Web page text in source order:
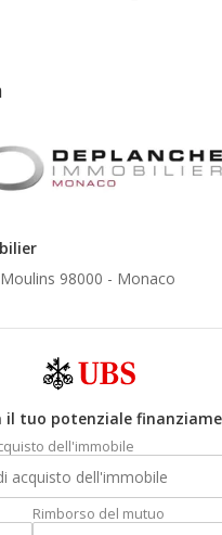
98000 - Monaco
il tuo potenziale
dell'immobile
Rimborso del mutuo